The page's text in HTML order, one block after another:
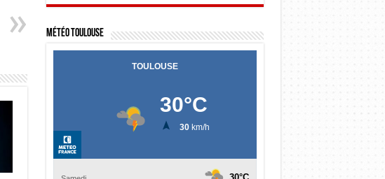
Météo Toulouse